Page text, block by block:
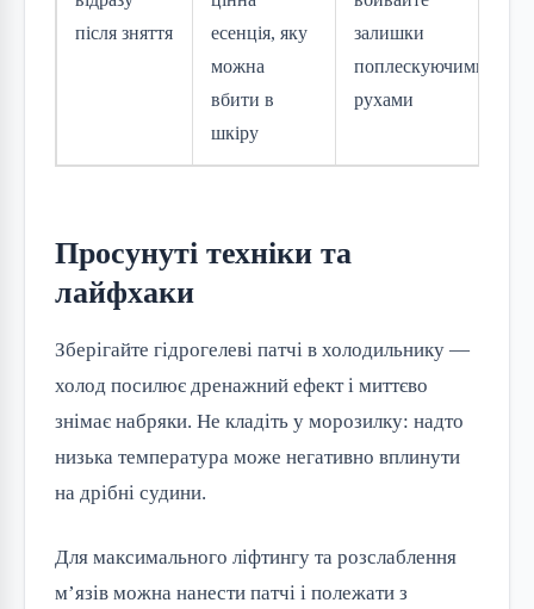
після зняття
есенція, яку
можна
вбити в
шкіру
залишки
поплескуючими
рухами
Просунуті техніки та
лайфхаки
Зберігайте гідрогелеві патчі в холодильнику —
холод посилює дренажний ефект і миттєво
знімає набряки. Не кладіть у морозилку: надто
низька температура може негативно вплинути
на дрібні судини.
Для максимального ліфтингу та розслаблення
м’язів можна нанести патчі і полежати з